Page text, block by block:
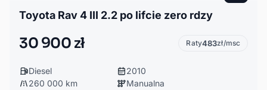
Toyota Rav 4 III 2.2 po lifcie zero rdzy
30 900 zł Raty483zł/msc
Diesel
2010
260 000 km
Manualna